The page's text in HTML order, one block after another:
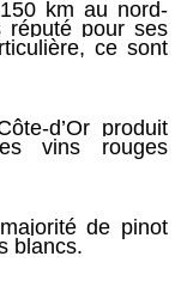
km au nord-
réputé pour ses
ce sont
d’Or produit
vins rouges
de pinot
blancs.